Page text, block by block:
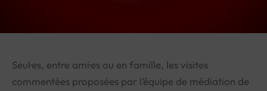
Seul·es, entre ami·es ou en famille, les visites
commentées proposées par l’équipe de médiation de